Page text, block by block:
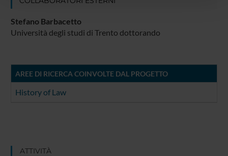
con altre informazioni che hai fornito loro o che hanno
raccolto dal tuo utilizzo dei loro servizi.
Stefano Barbacetto
Università degli studi di Trento dottorando
AREE DI RICERCA COINVOLTE DAL PROGETTO
History of Law
ATTIVITÀ